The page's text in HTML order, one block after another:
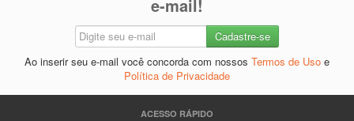
e-mail!
Ao inserir seu e-mail você concorda com nossos Termos de Uso e
Política de Privacidade
ACESSO RÁPIDO